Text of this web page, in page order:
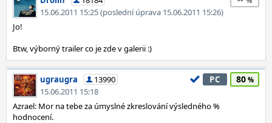
15.06.2011 15:25 (poslední úprava 15.06.2011 15:26)
Jo!
Btw, výborný trailer co je zde v galerii :)
ugraugra
13990
15.06.2011 15:18
PC 80
Azrael: Mor na tebe za úmyslné zkreslování výsledného %
hodnocení.